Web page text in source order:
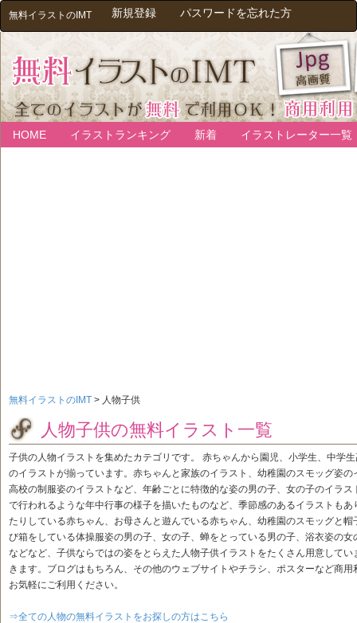
無料イラストのIMT 新規登録 パスワードを忘れた方
HOME イラストランキング 新着 イラストレーター一覧
無料イラストのIMT > 人物子供
人物子供の無料イラスト一覧
子供の人物イラストを集めたカテゴリです。 赤ちゃんから園児、小学生、中学
のイラストが揃っています。赤ちゃんと家族のイラスト、幼稚園のスモッグ姿
高校の制服姿のイラストなど、年齢ごとに特徴的な姿の男の子、女の子のイラ
で行われるような年中行事の様子を描いたものなど、季節感のあるイラストも
たりしている赤ちゃん、お母さんと遊んでいる赤ちゃん、幼稚園のスモッグと
び箱をしている体操服姿の男の子、女の子、蝉をとっている男の子、浴衣姿の
などなど、子供ならではの姿をとらえた人物子供イラストをたくさん用意して
きます。ブログはもちろん、その他のウェブサイトやチラシ、ポスターなど商
お気軽にご利用ください。
⇒全ての人物の無料イラストをお探しの方はこちら